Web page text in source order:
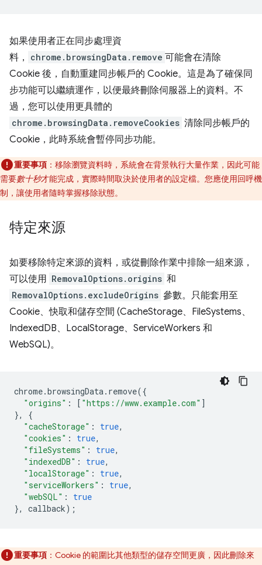
如果使用者正在同步處理資
料，
chrome.browsingData.remove 可能會在清除
Cookie 後，自動重建同步帳戶的 Cookie。這是為了確保同
步功能可以繼續運作，以便最終刪除伺服器上的資料。不
過，您可以使用更具體的
chrome.browsingData.removeCookies 清除同步帳戶的
Cookie，此時系統會暫停同步功能。
重要事項 ：移除瀏覽資料時，系統會在背景執行大量作業，因此可能
需要數十秒才能完成，實際時間取決於使用者的設定檔。您應使用回呼機
制，讓使用者隨時掌握移除狀態。
特定來源
如要移除特定來源的資料，或從刪除作業中排除一組來源，
可以使用 RemovalOptions.origins 和
RemovalOptions.excludeOrigins 參數。只能套用至
Cookie、快取和儲存空間 (CacheStorage、FileSystems、
IndexedDB、LocalStorage、ServiceWorkers 和
WebSQL)。
chrome.browsingData. remove({
"origins" : [ "https://www.example.com" ]
},
{
"cacheStorage" : true,
"cookies" : true,
"fileSystems" : true,
"indexedDB" : true,
"localStorage" : true,
"serviceWorkers" : true,
"webSQL" :
true
},
callback);
重要事項 ：Cookie 的範圍比其他類型的儲存空間更廣，因此刪除來